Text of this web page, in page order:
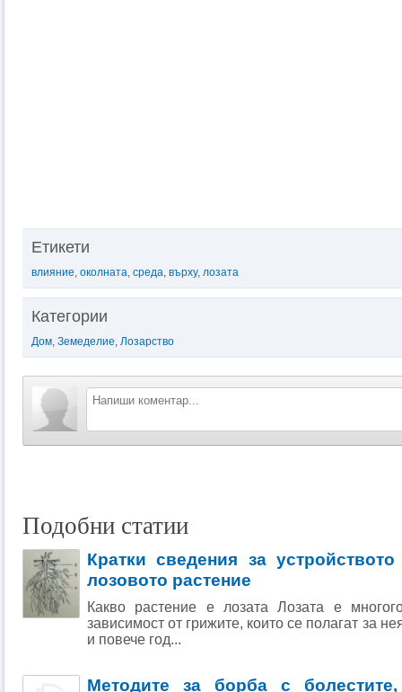
Етикети
влияние, околната, среда, върху, лозата
Категории
Дом, Земеделие, Лозарство
Подобни статии
Кратки сведения за
лозовото растение
Какво растение е лозата Лозата е
зависимост от грижите, които се полагат за
и повече год...
Методите за борба с